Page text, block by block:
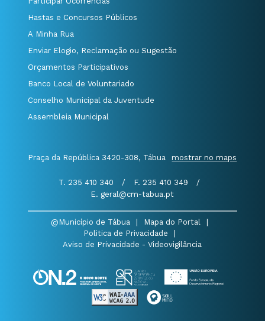
Hastas e Concursos Públicos
A Minha Rua
Enviar Elogio, Reclamação ou Sugestão
Orçamentos Participativos
Banco Local de Voluntariado
Conselho Municipal da Juventude
Assembleia Municipal
Praça da República 3420-308, Tábua mostrar no maps
T. 235 410 340 / F. 235 410 349
/
E. geral@cm-tabua.pt
@Município de Tábua Mapa do Portal
Politica de Privacidade
Aviso de Privacidade - Videovigilância